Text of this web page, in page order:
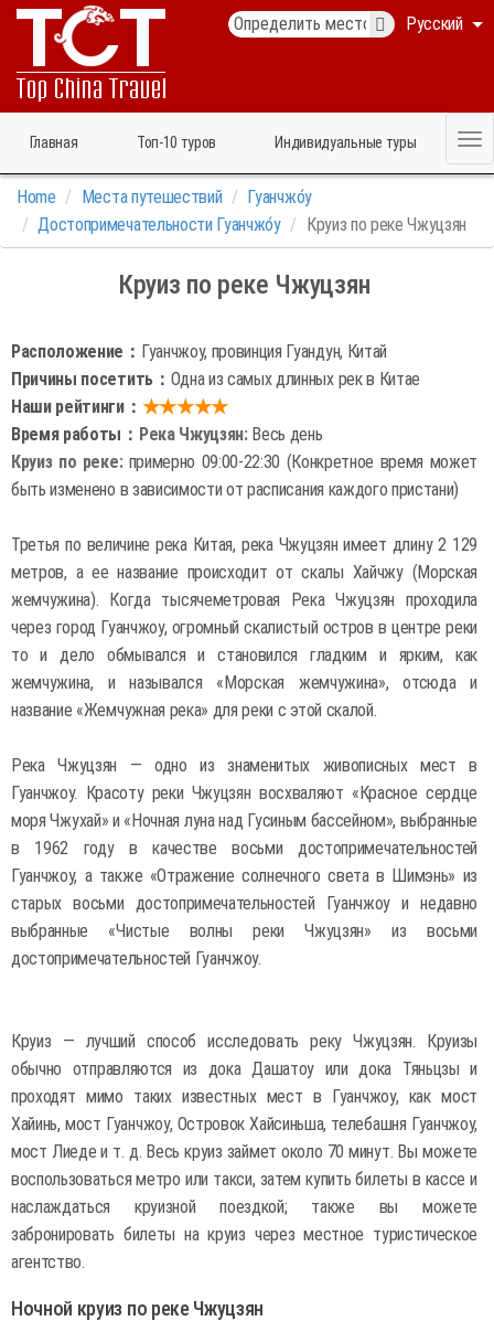
Русский
Главная Топ‑10 туров Индивидуальные туры
Home Места путешествий
Гуанчжо́у
Достопримечательности Гуанчжо́у
Круиз по реке Чжуцзян
Круиз по реке Чжуцзян
Расположение： Гуанчжоу, провинция Гуандун, Китай
Причины посетить： Одна из самых длинных рек в Китае
Наши рейтинги： ★★★★★
Время работы： Река Чжуцзян: Весь день
Круиз по реке: примерно 09:00-22:30 (Конкретное время может
быть изменено в зависимости от расписания каждого пристани)
Третья по величине река Китая, река Чжуцзян имеет длину 2 129
метров, а ее название происходит от скалы Хайчжу (Морская
жемчужина). Когда тысячеметровая Река Чжуцзян проходила
через город Гуанчжоу, огромный скалистый остров в центре реки
то и дело обмывался и становился гладким и ярким, как
жемчужина, и назывался «Морская жемчужина», отсюда и
название «Жемчужная река» для реки с этой скалой.
Река Чжуцзян — одно из знаменитых живописных мест в
Гуанчжоу. Красоту реки Чжуцзян восхваляют «Красное сердце
моря Чжухай» и «Ночная луна над Гусиным бассейном», выбранные
в 1962 году в качестве восьми достопримечательностей
Гуанчжоу, а также «Отражение солнечного света в Шимэнь» из
старых восьми достопримечательностей Гуанчжоу и недавно
выбранные «Чистые волны реки Чжуцзян» из восьми
достопримечательностей Гуанчжоу.
Круиз — лучший способ исследовать реку Чжуцзян. Круизы
обычно отправляются из дока Дашатоу или дока Тяньцзы и
проходят мимо таких известных мест в Гуанчжоу, как мост
Хайинь, мост Гуанчжоу, Островок Хайсиньша, телебашня Гуанчжоу,
мост Лиеде и т. д. Весь круиз займет около 70 минут. Вы можете
воспользоваться метро или такси, затем купить билеты в кассе и
наслаждаться круизной поездкой; также вы можете
забронировать билеты на круиз через местное туристическое
агентство.
Ночной круиз по реке Чжуцзян